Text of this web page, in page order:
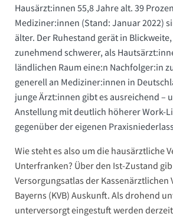
Hausärzt:innen 55,8 Jahre alt. 39
Mediziner:innen (Stand: Januar 2022)
älter. Der Ruhestand gerät in
zunehmend schwerer, als
ländlichen Raum eine:n Nachfolger:in
generell an Mediziner:innen in
junge Ärzt:innen gibt es ausreichend –
Anstellung mit deutlich höherer Work-
gegenüber der eigenen
Wie steht es also um die hausärztliche
Unterfranken? Über den Ist-Zustand
Versorgungsatlas der Kassenärztlichen
Bayerns (KVB) Auskunft. Als drohend
unterversorgt eingestuft werden